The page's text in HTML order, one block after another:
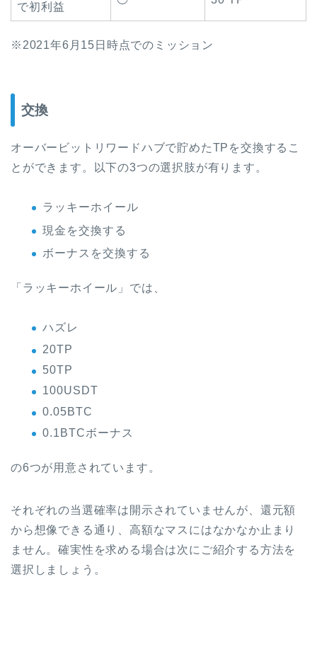
で初利益
※2021年6月15日時点でのミッション
交換
オーバービットリワードハブで貯めたTPを交換するこ
とができます。以下の3つの選択肢が有ります。
ラッキーホイール
現金を交換する
ボーナスを交換する
「ラッキーホイール」では、
ハズレ
20TP
50TP
100USDT
0.05BTC
0.1BTCボーナス
の6つが用意されています。
それぞれの当選確率は開示されていませんが、還元額
から想像できる通り、高額なマスにはなかなか止まり
ません。確実性を求める場合は次にご紹介する方法を
選択しましょう。